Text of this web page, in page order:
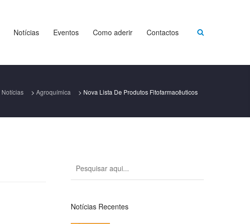
Notícias Eventos Como aderir Contactos
Notícias > Agroquímica > Nova Lista De Produtos Fitofarmacêuticos
Notícias Recentes